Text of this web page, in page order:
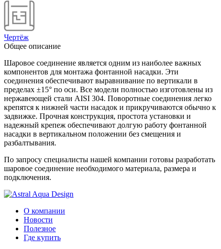
Чертёж
Общее описание
Шаровое соединение является одним из наиболее важных
компонентов для монтажа фонтанной насадки. Эти
соединения обеспечивают выравнивание по вертикали в
пределах ±15° по оси. Все модели полностью изготовлены из
нержавеющей стали AISI 304. Поворотные соединения легко
крепятся к нижней части насадок и прикручиваются обычно к
задвижке. Прочная конструкция, простота установки и
надежный крепеж обеспечивают долгую работу фонтанной
насадки в вертикальном положении без смещения и
разбалтывания.
По запросу специалисты нашей компании готовы разработать
шаровое соединение необходимого материала, размера и
подключения.
О компании
Новости
Полезное
Где купить